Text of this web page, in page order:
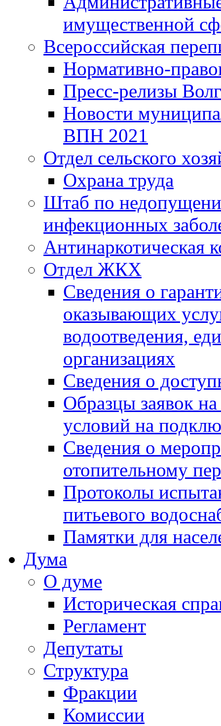
имущественной
Всероссийская
Нормативно-
Пресс-релизы
Новости
ВПН 2021
Отдел сельского
Охрана труда
Штаб по
инфекционных
Антинаркотическая
Отдел ЖКХ
Сведения о
оказывающих
водоотведения,
организациях
Сведения о
Образцы заявок
условий на
Сведения о
отопительному
Протоколы
питьевого
Памятки для
Дума
О думе
Историческая
Регламент
Депутаты
Структура
Фракции
Комиссии